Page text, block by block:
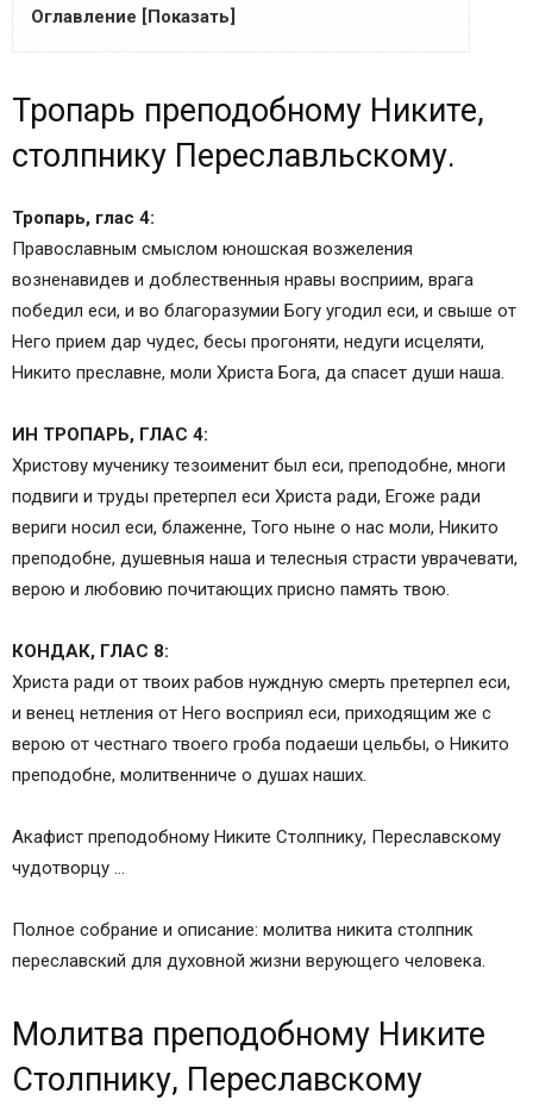
Оглавление [Показать]
Переславльскому.
Молитва преподобному Никите Столпнику,
Переславскому чудотворцу.
Переславльскому
Молитва преподобному Никите Столпнику,
Переславскому чудотворцу.
Акафистник
Молитвослов
чудотворные иконы:
в Православном разделе:
Кондак 1
Кондак 2
Икос 3
Кондак 4
Икос 4
Икос 5
Икос 6
Кондак 7
Кондак 8
Икос 9
Кондак 10
Тропарь преподобному Никите,
столпнику Переславльскому.
Тропарь, глас 4:
Православным смыслом юношская возжеления
возненавидев и доблественныя нравы восприим, врага
победил еси, и во благоразумии Богу угодил еси, и свыше от
Него прием дар чудес, бесы прогоняти, недуги исцеляти,
Никито преславне, моли Христа Бога, да спасет души наша.
ИН ТРОПАРЬ, ГЛАС 4:
Христову мученику тезоименит был еси, преподобне, многи
подвиги и труды претерпел еси Христа ради, Егоже ради
вериги носил еси, блаженне, Того ныне о нас моли, Никито
преподобне, душевныя наша и телесныя страсти уврачевати,
верою и любовию почитающих присно память твою.
КОНДАК, ГЛАС 8:
Христа ради от твоих рабов нуждную смерть претерпел еси,
и венец нетления от Него восприял еси, приходящим же с
верою от честнаго твоего гроба подаеши цельбы, о Никито
преподобне, молитвенниче о душах наших.
Акафист преподобному Никите Столпнику, Переславскому
чудотворцу …
Полное собрание и описание: молитва никита столпник
переславский для духовной жизни верующего человека.
Молитва преподобному Никите
Столпнику, Переславскому